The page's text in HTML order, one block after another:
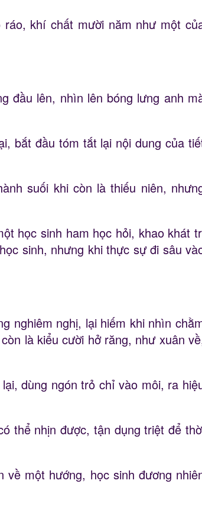
khí chất mười năm như một
đầu lên, nhìn lên bóng lưng anh
bắt đầu tóm tắt lại nội dung của
suối khi còn là thiếu niên,
học sinh ham học hỏi, khao khát
sinh, nhưng khi thực sự đi sâu
nghiêm nghị, lại hiếm khi nhìn
là kiểu cười hở ​​răng, như xuân
dùng ngón trỏ chỉ vào môi, ra
thể nhịn được, tận dụng triệt để
về một hướng, học sinh đương